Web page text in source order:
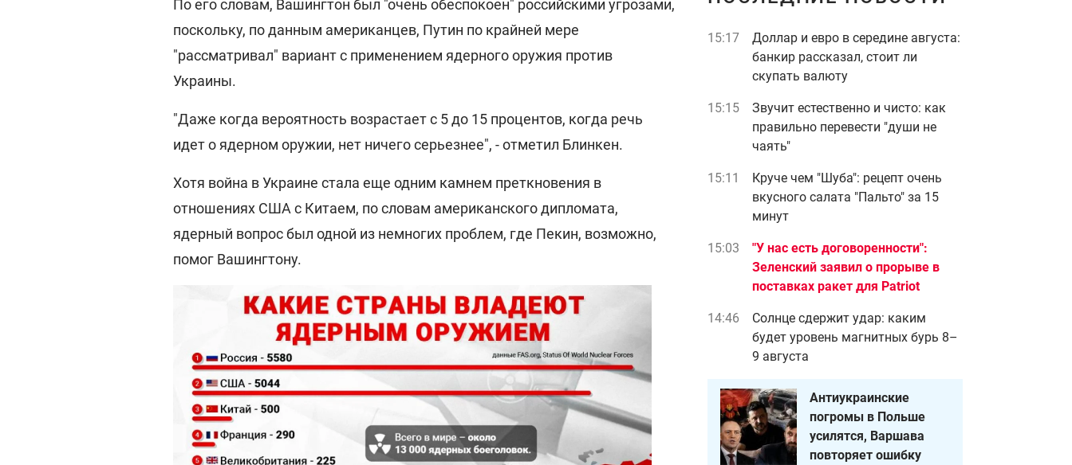
По его словам, Вашингтон был "очень обеспокоен" российскими угрозами,
поскольку, по данным американцев, Путин по крайней мере
"рассматривал" вариант с применением ядерного оружия против
Украины.
"Даже когда вероятность возрастает с 5 до 15 процентов, когда речь
идет о ядерном оружии, нет ничего серьезнее", - отметил Блинкен.
Хотя война в Украине стала еще одним камнем преткновения в
отношениях США с Китаем, по словам американского дипломата,
ядерный вопрос был одной из немногих проблем, где Пекин, возможно,
помог Вашингтону.
15:17
Доллар и евро в середине августа:
банкир рассказал, стоит ли
скупать валюту
15:15
Звучит естественно и чисто: как
правильно перевести "души не
чаять"
15:11
Круче чем "Шуба": рецепт очень
вкусного салата "Пальто" за 15
минут
15:03
"У нас есть договоренности":
Зеленский заявил о прорыве в
поставках ракет для Patriot
14:46
Солнце сдержит удар: каким
будет уровень магнитных бурь 8–
9 августа
Антиукраинские
погромы в Польше
усилятся, Варшава
повторяет ошибку